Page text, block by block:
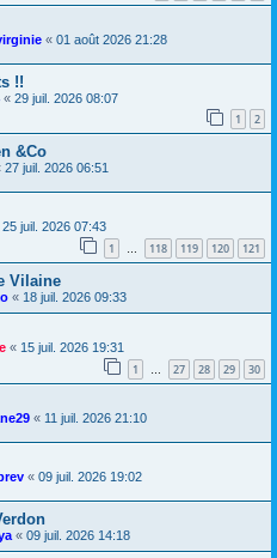
« 01 août 2026 21:28
!!
« 29 juil. 2026 08:07
1 2
&Co
27 juil. 2026 06:51
25 juil. 2026 07:43
1 … 118 119 120 121
Vilaine
« 18 juil. 2026 09:33
« 15 juil. 2026 19:31
1 27 28 29 30
« 11 juil. 2026 21:10
« 09 juil. 2026 19:02
« 09 juil. 2026 14:18